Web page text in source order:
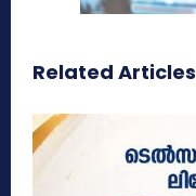
Related Articles